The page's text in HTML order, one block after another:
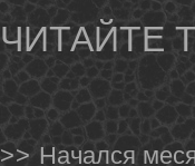
ЧИТАЙТЕ
>> Начался